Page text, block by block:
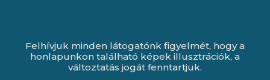
Felhívjuk minden látogatónk figyelmét, hogy a
honlapunkon található képek illusztrációk, a
változtatás jogát fenntartjuk.